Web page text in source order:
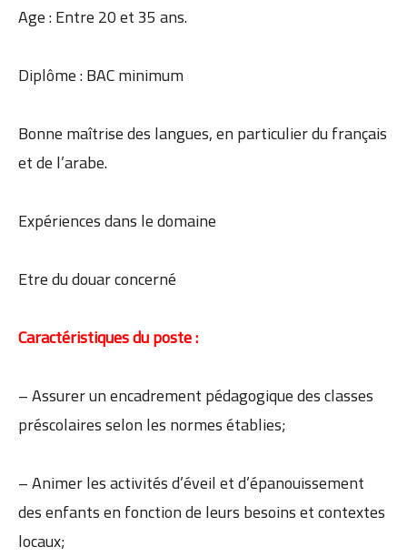
Age : Entre 20 et 35 ans.
Diplôme : BAC minimum
Bonne maîtrise des langues, en particulier du français
et de l’arabe.
Expériences dans le domaine
Etre du douar concerné
Caractéristiques du poste :
– Assurer un encadrement pédagogique des classes
préscolaires selon les normes établies;
– Animer les activités d’éveil et d’épanouissement
des enfants en fonction de leurs besoins et contextes
locaux;